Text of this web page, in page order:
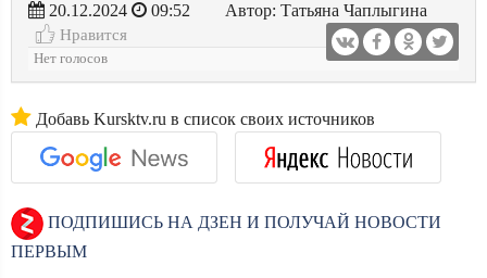
20.12.2024 09:52
Автор: Татьяна Чаплыгина
Нравится
Нет голосов
Добавь Kursktv.ru в список своих источников
ПОДПИШИСЬ НА ДЗЕН И ПОЛУЧАЙ НОВОСТИ
ПЕРВЫМ